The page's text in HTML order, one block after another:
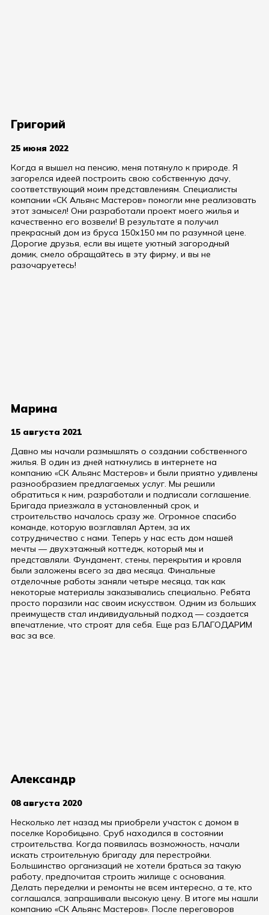
Григорий
25 июня 2022
Когда я вышел на пенсию, меня потянуло к природе. Я
загорелся идеей построить свою собственную дачу,
соответствующий моим представлениям. Специалисты
компании «СК Альянс Мастеров» помогли мне реализовать
этот замысел! Они разработали проект моего жилья и
качественно его возвели! В результате я получил
прекрасный дом из бруса 150х150 мм по разумной цене.
Дорогие друзья, если вы ищете уютный загородный
домик, смело обращайтесь в эту фирму, и вы не
разочаруетесь!
Марина
15 августа 2021
Давно мы начали размышлять о создании собственного
жилья. В один из дней наткнулись в интернете на
компанию «СК Альянс Мастеров» и были приятно удивлены
разнообразием предлагаемых услуг. Мы решили
обратиться к ним, разработали и подписали соглашение.
Бригада приезжала в установленный срок, и
строительство началось сразу же. Огромное спасибо
команде, которую возглавлял Артем, за их
сотрудничество с нами. Теперь у нас есть дом нашей
мечты — двухэтажный коттедж, который мы и
представляли. Фундамент, стены, перекрытия и кровля
были заложены всего за два месяца. Финальные
отделочные работы заняли четыре месяца, так как
некоторые материалы заказывались специально. Ребята
просто поразили нас своим искусством. Одним из больших
преимуществ стал индивидуальный подход — создается
впечатление, что строят для себя. Еще раз БЛАГОДАРИМ
вас за все.
Александр
08 августа 2020
Несколько лет назад мы приобрели участок с домом в
поселке Коробицыно. Сруб находился в состоянии
строительства. Когда появилась возможность, начали
искать строительную бригаду для перестройки.
Большинство организаций не хотели браться за такую
работу, предпочитая строить жилище с основания.
Делать переделки и ремонты не всем интересно, а те, кто
соглашался, запрашивали высокую цену. В итоге мы нашли
компанию «СК Альянс Мастеров». После переговоров